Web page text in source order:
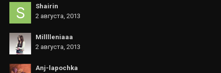
Shairin
2 августа, 2013
Milllleniaaa
2 августа, 2013
Anj-lapochka